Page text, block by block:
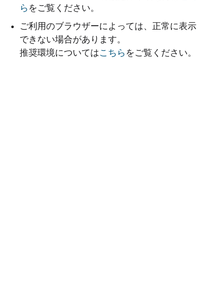
ら をご覧ください。
ご利用のブラウザーによっては、正常に表示
できない場合があります。
推奨環境についてはこちら をご覧ください。